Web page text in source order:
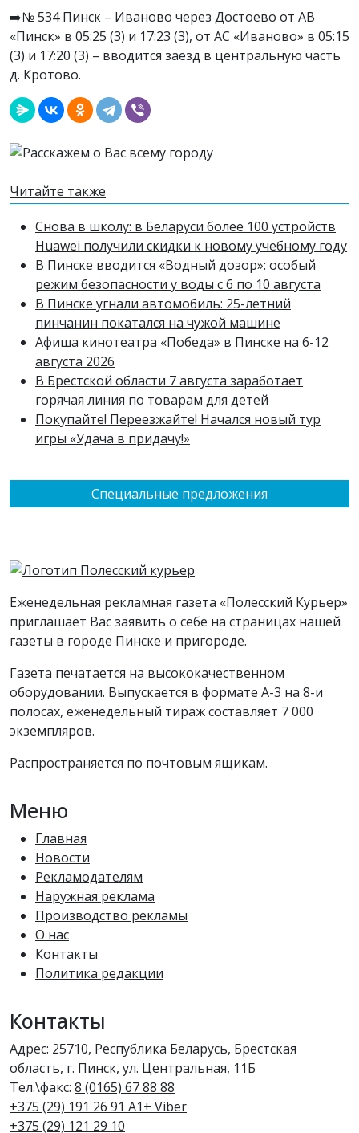
Специальные предложения
➡️№ 534 Пинск – Иваново через Достоево от АВ
«Пинск» в 05:25 (3) и 17:23 (3), от АС «Иваново» в 05:15
(3) и 17:20 (3) – вводится заезд в центральную часть
д. Кротово.
Читайте также
Снова в школу: в Беларуси более 100 устройств
Huawei получили скидки к новому учебному году
В Пинске вводится «Водный дозор»: особый
режим безопасности у воды с 6 по 10 августа
В Пинске угнали автомобиль: 25-летний
пинчанин покатался на чужой машине
Афиша кинотеатра «Победа» в Пинске на 6-12
августа 2026
В Брестской области 7 августа заработает
горячая линия по товарам для детей
Покупайте! Переезжайте! Начался новый тур
игры «Удача в придачу!»
Еженедельная рекламная газета «Полесский Курьер»
приглашает Вас заявить о себе на страницах нашей
газеты в городе Пинске и пригороде.
Газета печатается на высококачественном
оборудовании. Выпускается в формате А-3 на 8-и
полосах, еженедельный тираж составляет 7 000
экземпляров.
Распространяется по почтовым ящикам.
Меню
Главная
Новости
Рекламодателям
Наружная реклама
Производство рекламы
О нас
Контакты
Политика редакции
Контакты
Адрес: 25710, Республика Беларусь, Брестская
область, г. Пинск, ул. Центральная, 11Б
Тел.\факс: 8 (0165) 67 88 88
+375 (29) 191 26 91 A1+ Viber
+375 (29) 121 29 10